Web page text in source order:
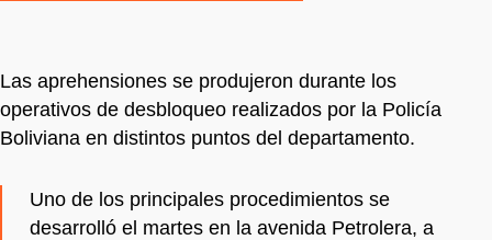
Las aprehensiones se produjeron durante los
operativos de desbloqueo realizados por la Policía
Boliviana en distintos puntos del departamento.
Uno de los principales procedimientos se
desarrolló el martes en la avenida Petrolera, a